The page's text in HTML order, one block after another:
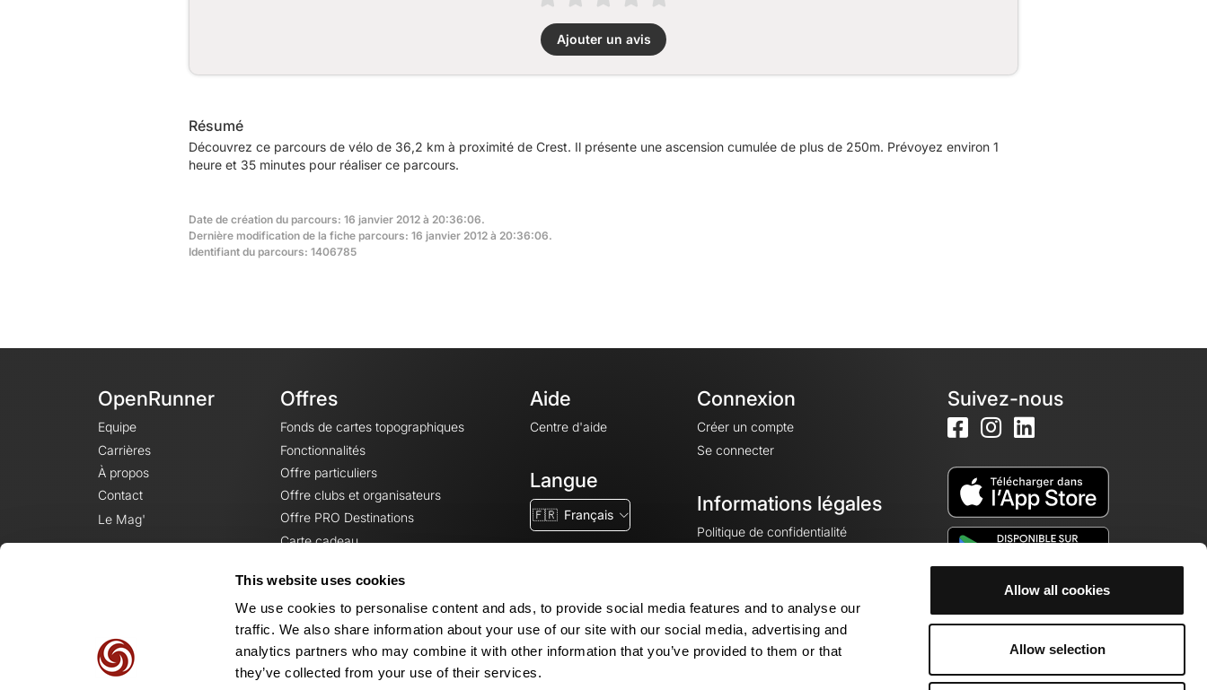
This website uses cookies
We use cookies to personalise content and ads, to provide social media features and to analyse our
traffic. We also share information about your use of our site with our social media, advertising and
analytics partners who may combine it with other information that you’ve provided to them or that
they’ve collected from your use of their services.
Allow all cookies
Allow selection
Ajouter un avis
Résumé
Découvrez ce parcours de vélo de 36,2 km à proximité de Crest. Il présente une ascension cumulée de plus de 250m. Prévoyez environ 1
heure et 35 minutes pour réaliser ce parcours.
Date de création du parcours: 16 janvier 2012 à 20:36:06.
Dernière modification de la fiche parcours: 16 janvier 2012 à 20:36:06.
Identifiant du parcours: 1406785
OpenRunner
Equipe
Carrières
À propos
Contact
Le Mag'
Offres
Fonds de cartes topographiques
Fonctionnalités
Offre particuliers
Offre clubs et organisateurs
Offre PRO Destinations
Carte cadeau
Aide
Centre d'aide
Langue
🇫🇷 Français
Connexion
Créer un compte
Se connecter
Informations légales
Politique de confidentialité
Mentions légales
Paramètres des cookies
Suivez-nous